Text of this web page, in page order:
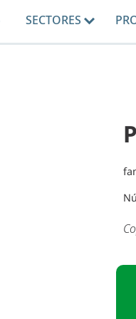
SECTORES